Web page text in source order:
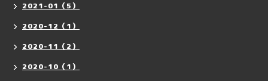
2021-01（5）
2020-12（1）
2020-11（2）
2020-10（1）